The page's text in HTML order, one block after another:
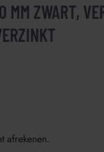
MM ZWART,
afrekenen.